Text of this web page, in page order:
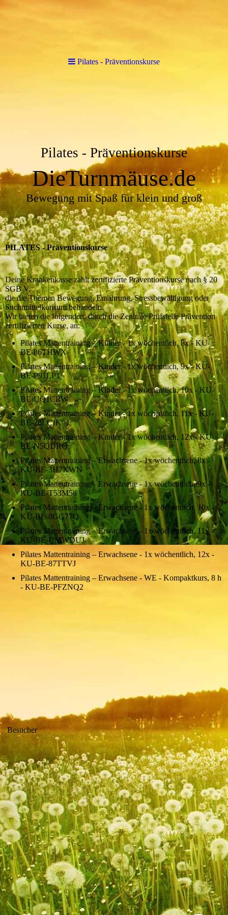
Pilates - Präventionskurse
DieTurnmäuse.de
Bewegung mit Spaß für klein und groß
PILATES - Präventionskurse
Deine Krankenkasse zahlt zertifizierte Präventionskurse nach § 20
SGB V,
die die Themen Bewegung, Ernährung, Stressbewältigung oder
Suchtmittelkonsum behandeln.
Wir bieten die folgenden, durch die Zentrale Prüfstelle Prävention
zertifizierten Kurse, an:
Pilates Mattentraining – Kinder - 1x wöchentlich, 8x - KU-
BE-86THWX
Pilates Mattentraining – Kinder - 1x wöchentlich, 9x - KU-
BE-P91LP1
Pilates Mattentraining – Kinder - 1x wöchentlich, 10x - KU-
BE-UQ1CRW
Pilates Mattentraining – Kinder - 1x wöchentlich, 11x - KU-
BE-28LCJK
Pilates Mattentraining – Kinder - 1x wöchentlich, 12x - KU-
BE-N5QDRQ
Pilates Mattentraining – Erwachsene - 1x wöchentlich, 8x -
KU-BE-3H7XWN
Pilates Mattentraining – Erwachsene - 1x wöchentlich, 9x -
KU-BE-T53M58
Pilates Mattentraining – Erwachsene - 1x wöchentlich, 10x -
KU-BE-8GG77Q
Pilates Mattentraining – Erwachsene - 1x wöchentlich, 11x -
KU-BE-UMWDUJ
Pilates Mattentraining – Erwachsene - 1x wöchentlich, 12x -
KU-BE-87TTVJ
Pilates Mattentraining – Erwachsene - WE - Kompaktkurs, 8 h
- KU-BE-PFZNQ2
Besucher
Pilates - Präventionskurse